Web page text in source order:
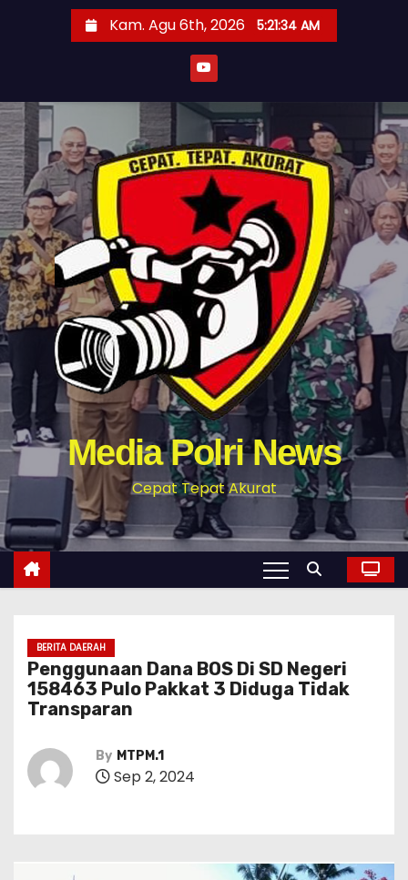
t
o
c
o
n
t
e
n
t
Kam. Agu 6th, 2026 5:21:35 AM
Media Polri News
Cepat Tepat Akurat
BERITA DAERAH
Penggunaan Dana BOS Di SD Negeri
158463 Pulo Pakkat 3 Diduga Tidak
Transparan
By MTPM.1
Sep 2, 2024